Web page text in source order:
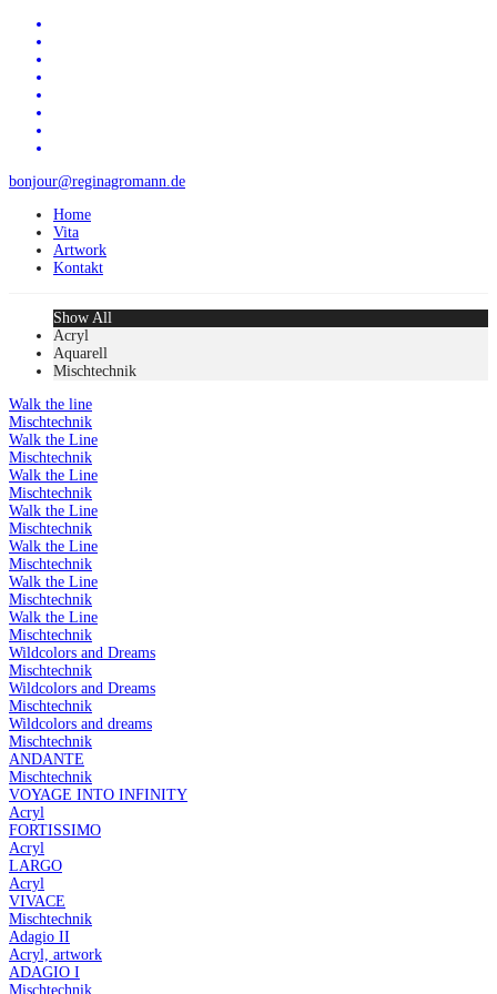
bonjour@reginagromann.de
Home
Vita
Artwork
Kontakt
Show All
Acryl
Aquarell
Mischtechnik
Walk the line
Mischtechnik
Walk the Line
Mischtechnik
Walk the Line
Mischtechnik
Walk the Line
Mischtechnik
Walk the Line
Mischtechnik
Walk the Line
Mischtechnik
Walk the Line
Mischtechnik
Wildcolors and Dreams
Mischtechnik
Wildcolors and Dreams
Mischtechnik
Wildcolors and dreams
Mischtechnik
ANDANTE
Mischtechnik
VOYAGE INTO INFINITY
Acryl
FORTISSIMO
Acryl
LARGO
Acryl
VIVACE
Mischtechnik
Adagio II
Acryl, artwork
ADAGIO I
Mischtechnik